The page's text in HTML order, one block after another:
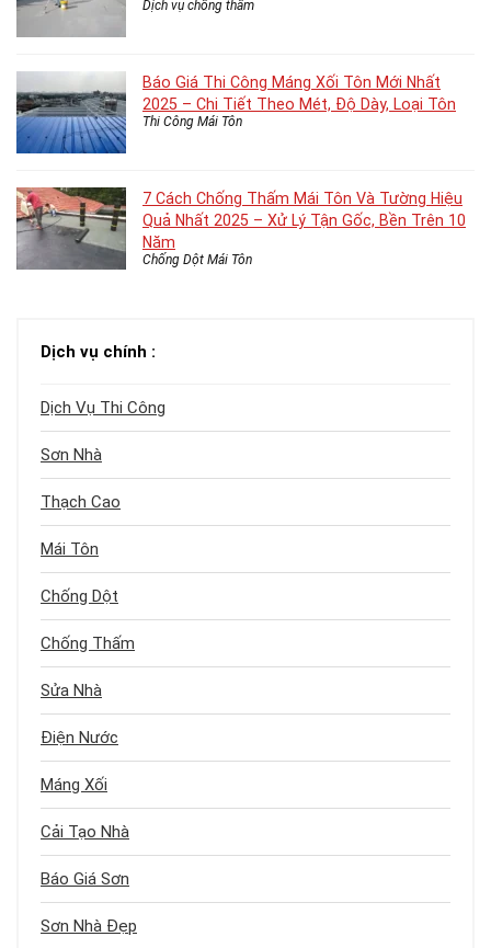
Dịch vụ chống thấm
Báo Giá Thi Công Máng Xối Tôn Mới Nhất
2025 – Chi Tiết Theo Mét, Độ Dày, Loại Tôn
Thi Công Mái Tôn
7 Cách Chống Thấm Mái Tôn Và Tường Hiệu
Quả Nhất 2025 – Xử Lý Tận Gốc, Bền Trên 10
Năm
Chống Dột Mái Tôn
Dịch vụ chính :
Dịch Vụ Thi Công
Sơn Nhà
Thạch Cao
Mái Tôn
Chống Dột
Chống Thấm
Sửa Nhà
Điện Nước
Máng Xối
Cải Tạo Nhà
Báo Giá Sơn
Sơn Nhà Đẹp